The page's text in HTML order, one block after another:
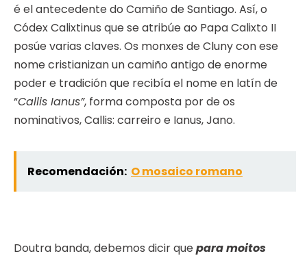
é el antecedente do Camiño de Santiago. Así, o
Códex Calixtinus que se atribúe ao Papa Calixto II
posúe varias claves. Os monxes de Cluny con ese
nome cristianizan un camiño antigo de enorme
poder e tradición que recibía el nome en latín de
“Callis Ianus”, forma composta por de os
nominativos, Callis: carreiro e Ianus, Jano.
Recomendación: O mosaico romano
Doutra banda, debemos dicir quepara moitos